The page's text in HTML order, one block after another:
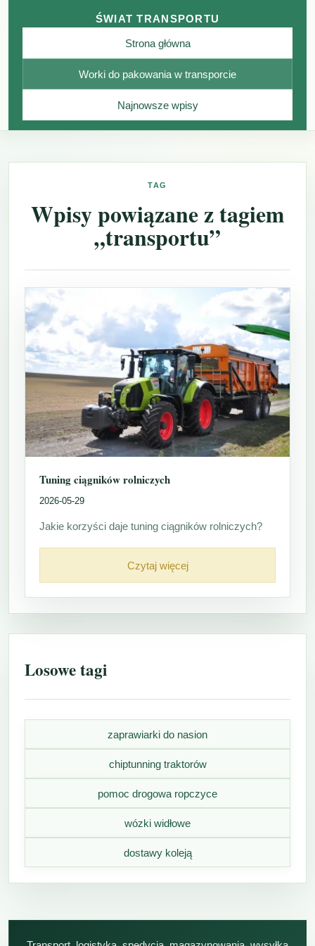
ŚWIAT TRANSPORTU
Strona główna
Worki do pakowania w transporcie
Najnowsze wpisy
TAG
Wpisy powiązane z tagiem
„transportu”
Tuning ciągników rolniczych
2026-05-29
Jakie korzyści daje tuning ciągników rolniczych?
Czytaj więcej
Losowe tagi
zaprawiarki do nasion
chiptunning traktorów
pomoc drogowa ropczyce
wózki widłowe
dostawy koleją